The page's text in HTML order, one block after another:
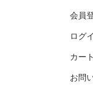
会員
ログ
カー
お問